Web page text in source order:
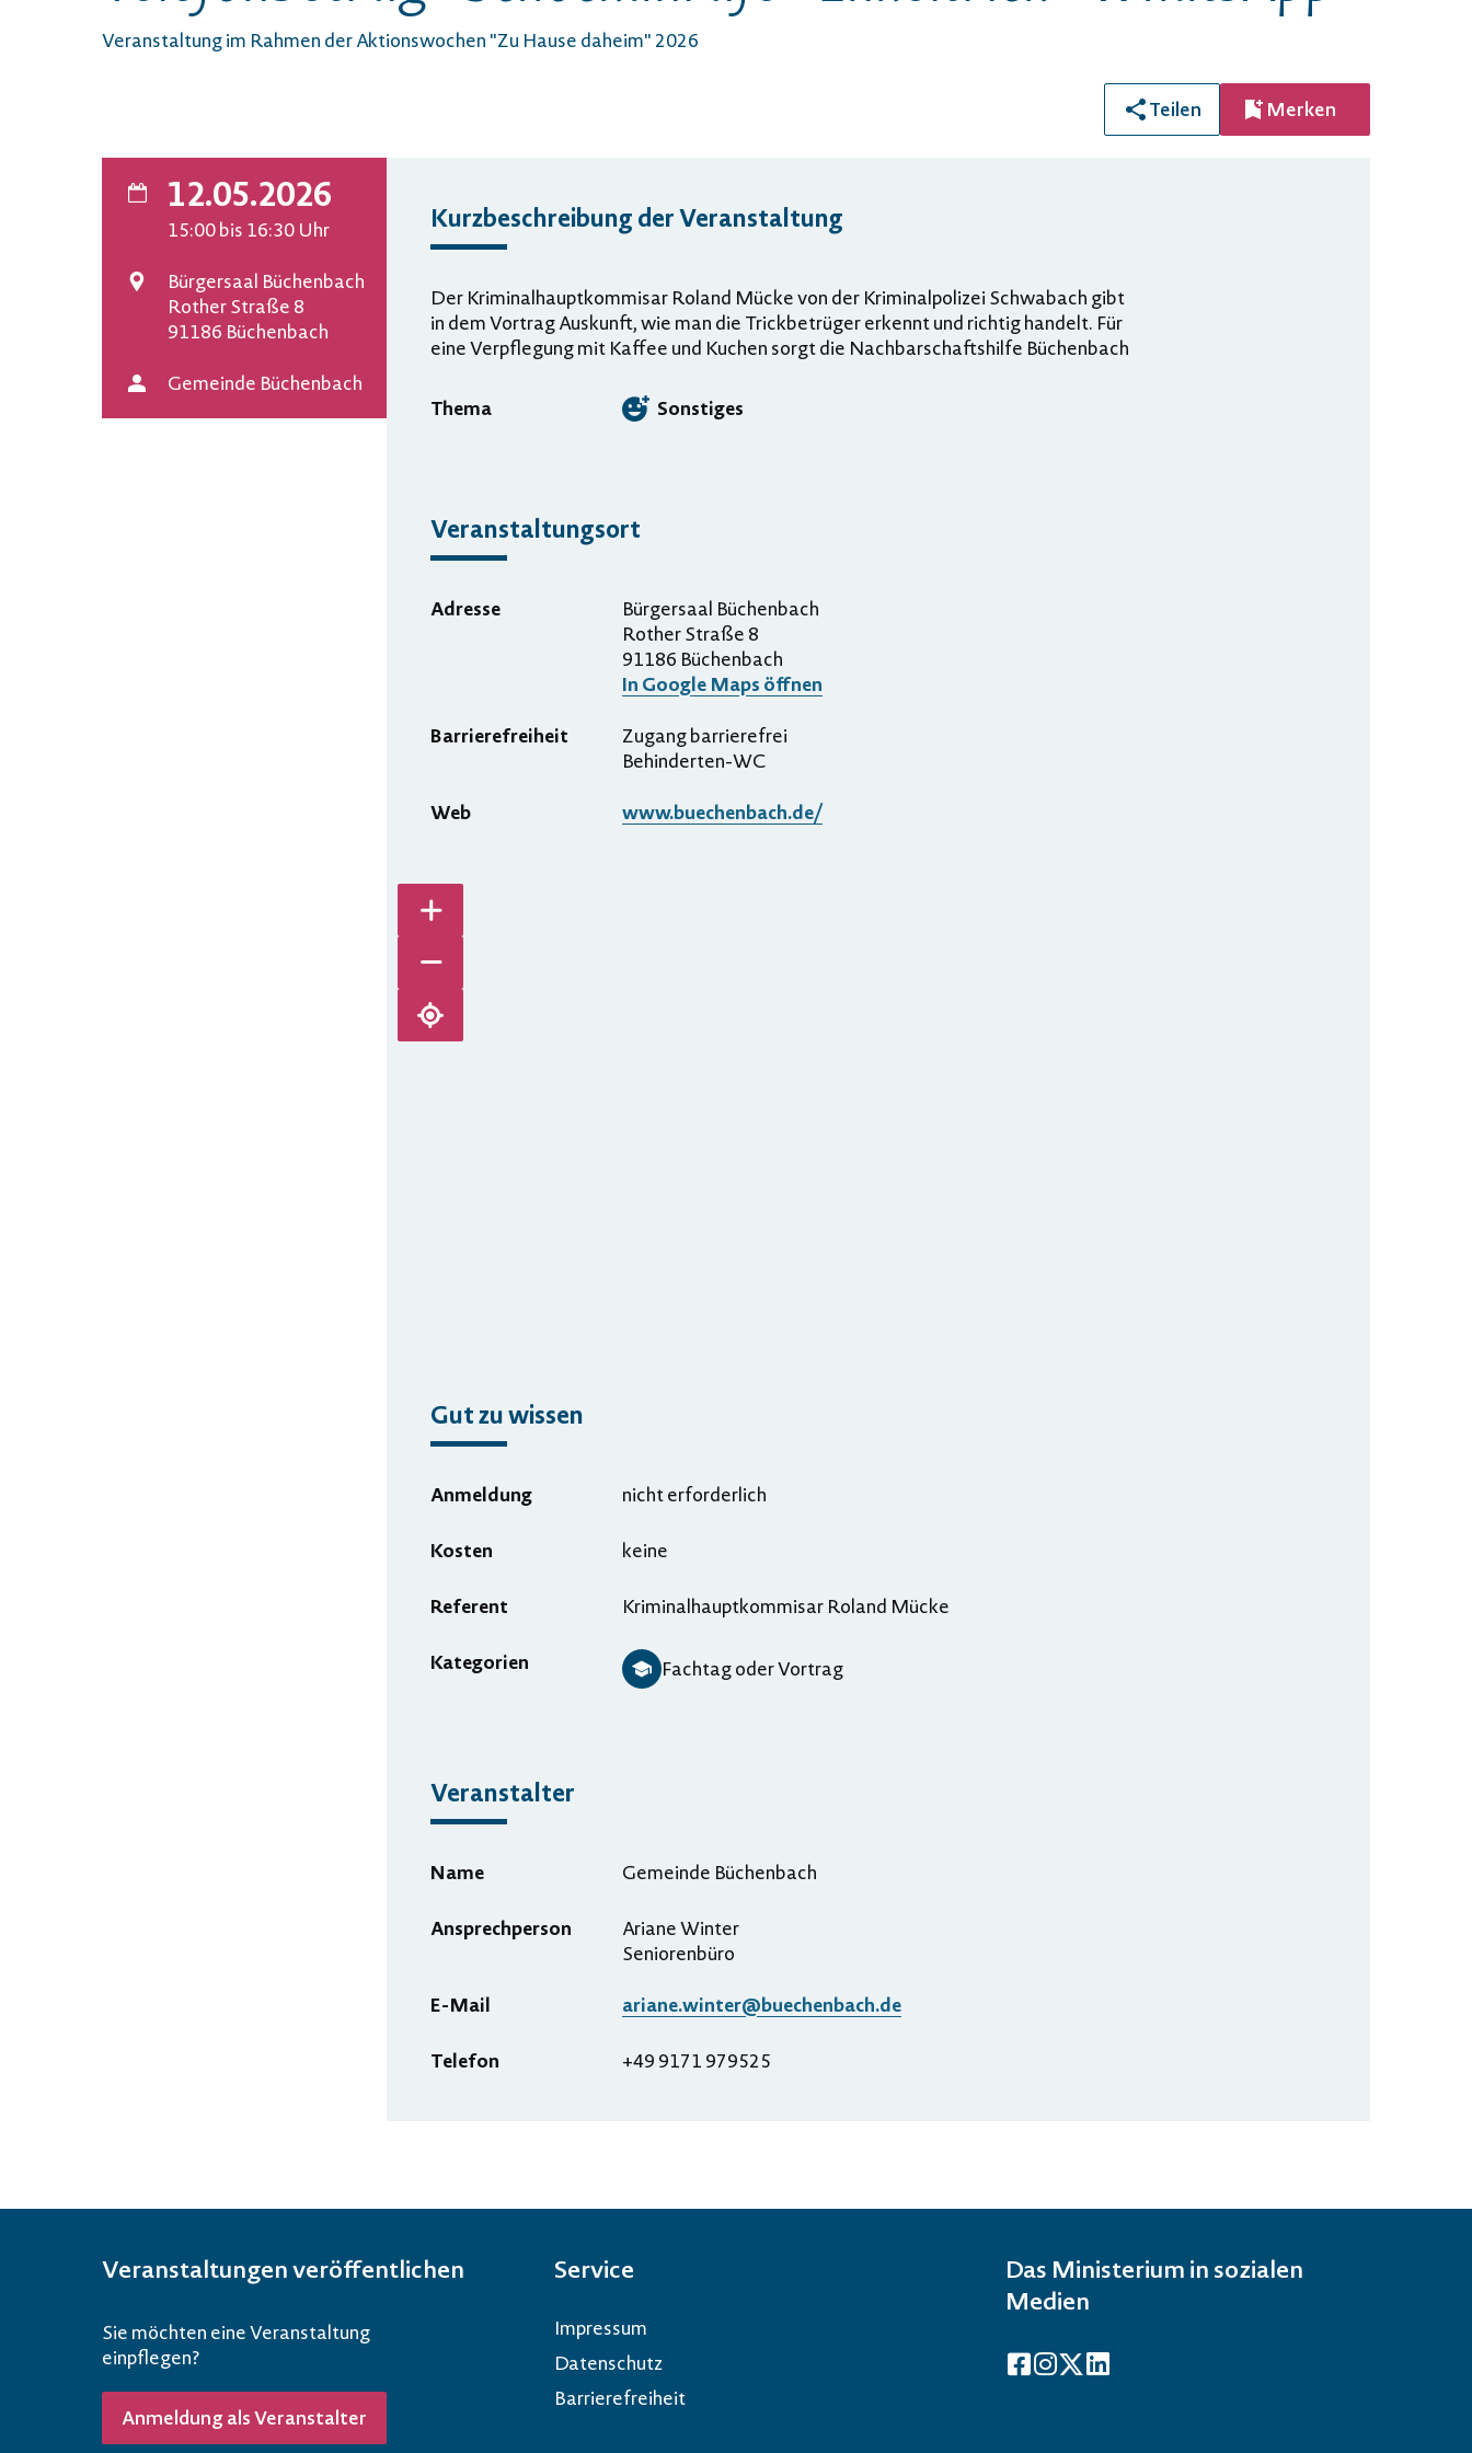
Veranstaltung im Rahmen der Aktionswochen "Zu Hause daheim" 2026
Teilen Merken
12.05.2026
15:00bis 16:30 Uhr
Veranstaltungsort
Bürgersaal Büchenbach
Rother Straße 8
91186 Büchenbach
Gemeinde Büchenbach
Kurzbeschreibung der Veranstaltung
Der Kriminalhauptkommisar Roland Mücke von der Kriminalpolizei Schwabach gibt
in dem Vortrag Auskunft, wie man die Trickbetrüger erkennt und richtig handelt. Für
eine Verpflegung mit Kaffee und Kuchen sorgt die Nachbarschaftshilfe Büchenbach
Thema Sonstiges
Veranstaltungsort
Adresse
Bürgersaal Büchenbach
Rother Straße 8
91186 Büchenbach
In Google Maps öffnen
Barrierefreiheit
Zugang barrierefrei
Behinderten-WC
Web www.buechenbach.de/
Karte vergrößern
Karte verkleinern
Karte zentrieren
Gut zu wissen
Anmeldung nicht erforderlich
Kosten keine
Referent Kriminalhauptkommisar Roland Mücke
Kategorien Fachtag oder Vortrag
Veranstalter
Name Gemeinde Büchenbach
Ansprechperson
Ariane Winter
Seniorenbüro
E-Mail ariane.winter@buechenbach.de
Telefon +49 9171 979525
Veranstaltungen veröffentlichen
Sie möchten eine Veranstaltung
einpflegen?
Anmeldung als Veranstalter
Service
Impressum
Datenschutz
Barrierefreiheit
Das Ministerium in sozialen
Medien